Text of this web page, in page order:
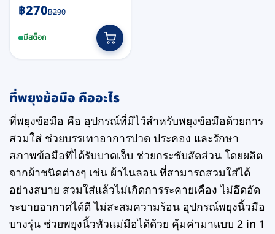
฿290
Original
was:
฿270
Current
is:มีสต็อก
product
has
variants.
The
may
be
chosen
on
the
product
page
ที่พยุงข้อมือ คืออะไร
ที่พยุงข้อมือ คือ อุปกรณ์ที่มีไว้สำหรับพยุงข้อมือด้วยการ
สวมใส่ ช่วยบรรเทาอาการปวด ประคอง และรักษา
สภาพข้อมือที่ได้รับบาดเจ็บ ช่วยกระชับสัดส่วน โดยผลิต
จากผ้าชนิดต่างๆ เช่น ผ้าไนลอน ที่สามารถสวมใส่ได้
อย่างสบาย สวมใส่แล้วไม่เกิดการระคายเคือง ไม่อึดอัด
ระบายอากาศได้ดี ไม่สะสมความร้อน อุปกรณ์พยุงนิ้วมือ
บางรุ่น ช่วยพยุงนิ้วหัวแม่มือได้ด้วย คุ้มค่ามาแบบ 2 in 1